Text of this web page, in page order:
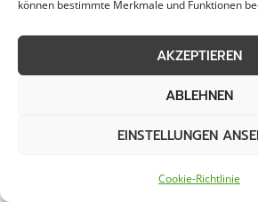
können bestimmte Merkmale und Funktionen
AKZEPTIEREN
ABLEHNEN
EINSTELLUNGEN
Cookie-Richtlinie
und sicheren Umgebung, die
und Genießen einlädt.
Bad Bentheim:
Plätze durch